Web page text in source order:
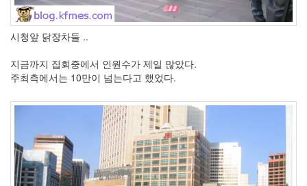
시청앞 닭장차들 ..
지금까지 집회중에서 인원수가 제일 많았다.
주최측에서는 10만이 넘는다고 했었다.